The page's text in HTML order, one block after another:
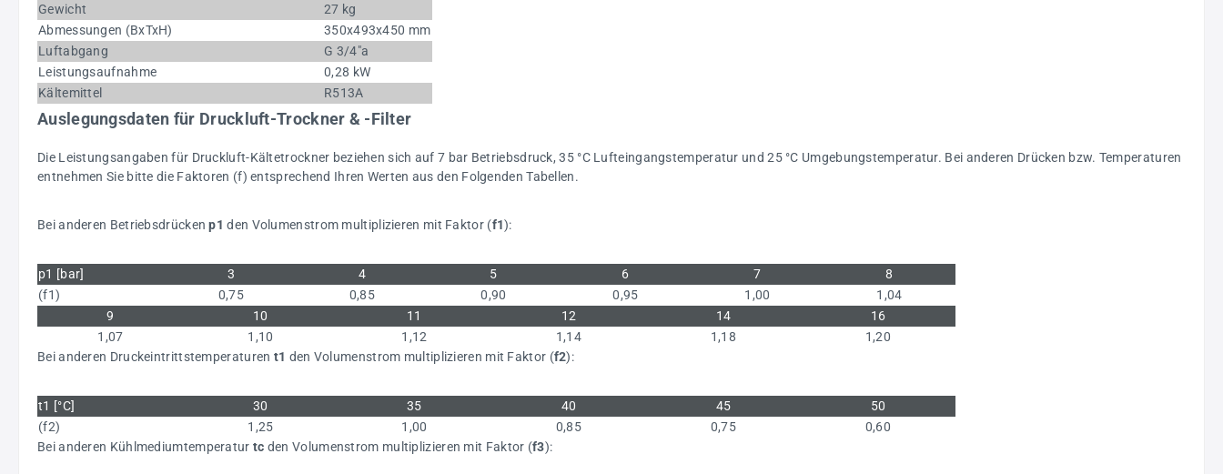
Gewicht
27 kg
Abmessungen (BxTxH)
350x493x450 mm
Luftabgang
G 3/4"a
Leistungsaufnahme
0,28 kW
Kältemittel
R513A
Auslegungsdaten für Druckluft-Trockner & -Filter
Die Leistungsangaben für Druckluft-Kältetrockner beziehen sich auf 7 bar Betriebsdruck, 35 °C Lufteingangstemperatur und 25 °C Umgebungstemperatur. Bei anderen Drücken bzw. Temperaturen
entnehmen Sie bitte die Faktoren (f) entsprechend Ihren Werten aus den Folgenden Tabellen.
Bei anderen Betriebsdrückenp1 den Volumenstrom multiplizieren mit Faktor (f1):
p1 [bar] 3 4 5 6 7
8
(f1)
0,75 0,85 0,90 0,95 1,00
1,04
9
10 11 12 14
16
1,07
1,10 1,12 1,14 1,18
1,20
Bei anderen Druckeintrittstemperaturen t1 den Volumenstrom multiplizieren mit Faktor (f2):
t1 [°C] 30 35 40 45
50
(f2)
1,25 1,00 0,85 0,75
0,60
Bei anderen Kühlmediumtemperatur tc den Volumenstrom multiplizieren mit Faktor (f3):